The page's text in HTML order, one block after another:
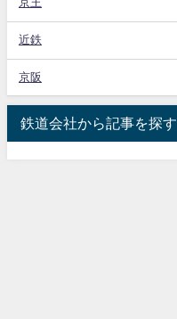
京王
近鉄
京阪
鉄道会社から記事を探す